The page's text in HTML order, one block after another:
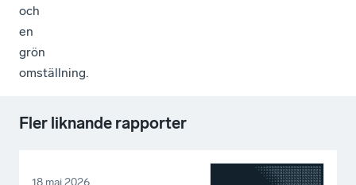
och
en
grön
omställning.
Fler liknande rapporter
18 maj 2026